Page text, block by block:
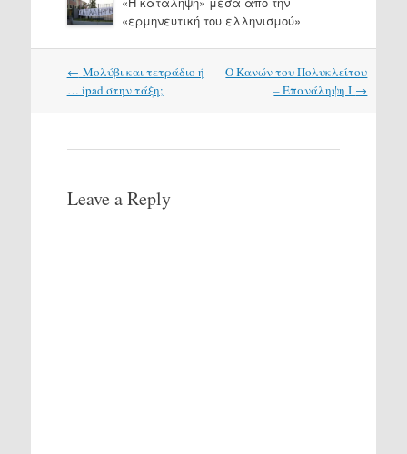
«ερμηνευτική του ελληνισμού»
Post
navigation
← Μολύβι και τετράδιο ή
… ipad στην τάξη;
Ο Κανών του Πολυκλείτου
– Επανάληψη Ι →
Leave a Reply